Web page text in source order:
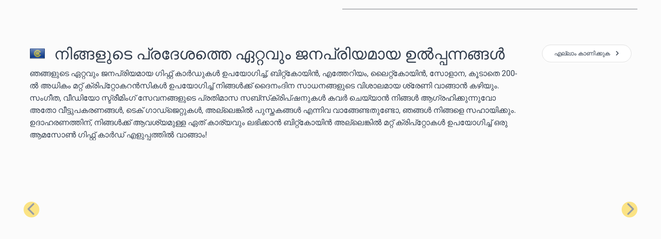
നിങ്ങളുടെ പ്രദേശത്തെ ഏറ്റവും ജനപ്രിയമായ ഉൽപ്പന്നങ്ങൾ
ഞങ്ങളുടെ ഏറ്റവും ജനപ്രിയമായ ഗിഫ്റ്റ് കാർഡുകൾ ഉപയോഗിച്ച്, ബിറ്റ്കോയിൻ, എത്തേറിയം, ലൈറ്റ്കോയിൻ, സോളാന, കൂടാതെ 200-
ൽ അധികം മറ്റ് ക്രിപ്‌റ്റോകറൻസികൾ ഉപയോഗിച്ച് നിങ്ങൾക്ക് ദൈനംദിന സാധനങ്ങളുടെ വിശാലമായ ശ്രേണി വാങ്ങാൻ കഴിയും.
സംഗീത, വീഡിയോ സ്ട്രീമിംഗ് സേവനങ്ങളുടെ പ്രതിമാസ സബ്‌സ്‌ക്രിപ്‌ഷനുകൾ കവർ ചെയ്യാൻ നിങ്ങൾ ആഗ്രഹിക്കുന്നുവോ
അതോ വീട്ടുപകരണങ്ങൾ, ടെക് ഗാഡ്‌ജെറ്റുകൾ, അല്ലെങ്കിൽ പുസ്തകങ്ങൾ എന്നിവ വാങ്ങേണ്ടതുണ്ടോ, ഞങ്ങൾ നിങ്ങളെ സഹായിക്കും.
ഉദാഹരണത്തിന്, നിങ്ങൾക്ക് ആവശ്യമുള്ള ഏത് കാര്യവും ലഭിക്കാൻ ബിറ്റ്കോയിൻ അല്ലെങ്കിൽ മറ്റ് ക്രിപ്‌റ്റോകൾ ഉപയോഗിച്ച് ഒരു
ആമസോൺ ഗിഫ്റ്റ് കാർഡ് എളുപ്പത്തിൽ വാങ്ങാം!
എല്ലാം കാണിക്കുക
മുമ്പത്തെ അടുത്തത്